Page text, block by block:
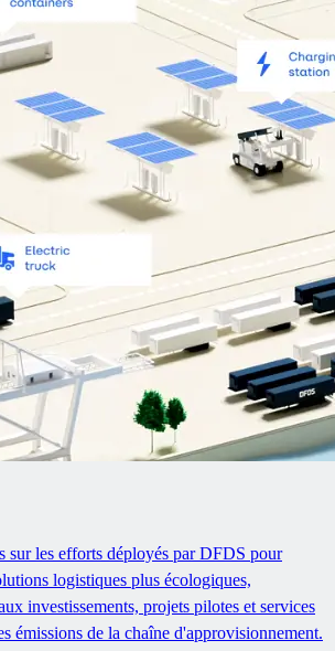
sur les efforts déployés par DFDS pour
logistiques plus écologiques,
investissements, projets pilotes et services
émissions de la chaîne d'approvisionnement.